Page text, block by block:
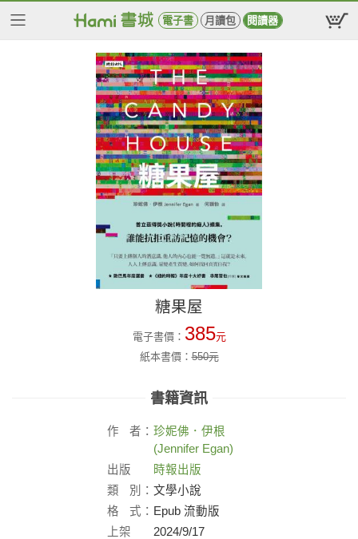
電子書 月讀包 閱讀器
糖果屋
電子書價： 385元
紙本書價：550元
書籍資訊
作 者： 珍妮佛．伊根
(Jennifer Egan)
出版
社：
時報出版
類
別： 文學小說
格
式： Epub 流動版
上架
2024/9/17